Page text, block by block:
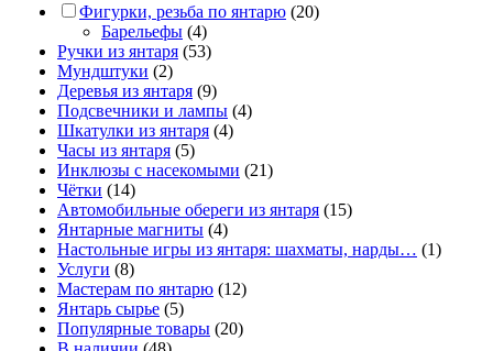
Фигурки, резьба по янтарю (20)
Барельефы (4)
Ручки из янтаря (53)
Мундштуки (2)
Деревья из янтаря (9)
Подсвечники и лампы (4)
Шкатулки из янтаря (4)
Часы из янтаря (5)
Инклюзы с насекомыми (21)
Чётки (14)
Автомобильные обереги из янтаря (15)
Янтарные магниты (4)
Настольные игры из янтаря: шахматы, нарды… (1)
Услуги (8)
Мастерам по янтарю (12)
Янтарь сырье (5)
Популярные товары (20)